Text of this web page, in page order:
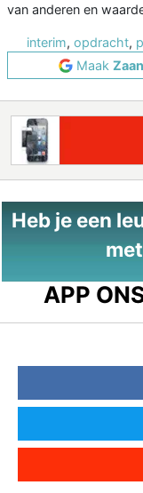
van anderen en
interim, opdracht,
Maak
Heb je een
APP